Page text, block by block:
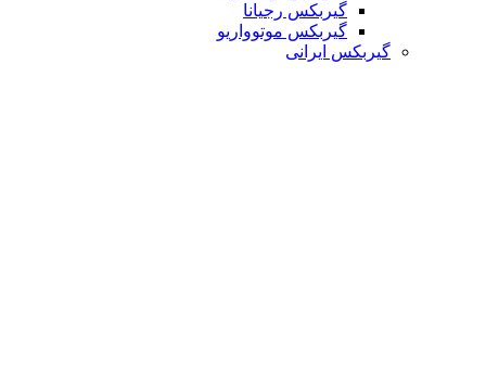
گیربکس رجیانا
گیربکس موتوواریو
گیربکس ایرانی